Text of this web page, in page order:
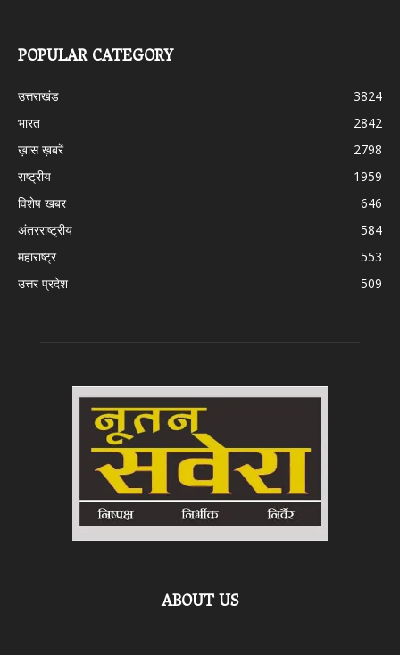
POPULAR CATEGORY
उत्तराखंड
3824
भारत
2842
ख़ास ख़बरें
2798
राष्ट्रीय
1959
विशेष खबर
646
अंतरराष्ट्रीय
584
महाराष्ट्र
553
उत्तर प्रदेश
509
ABOUT US